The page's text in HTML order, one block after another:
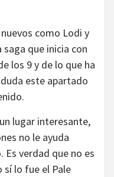
como Lodi y
que inicia con
los 9 y de lo que ha
este apartado
lugar interesante,
no le ayuda
Es verdad que no es
lo fue el Pale